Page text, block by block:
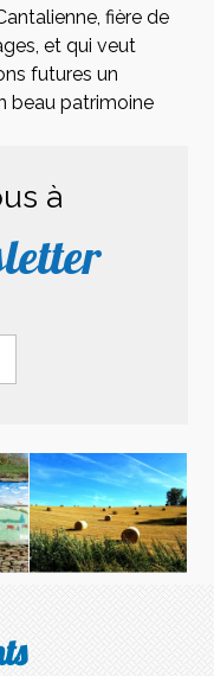
fière de
et qui veut
futures un
beau patrimoine
à